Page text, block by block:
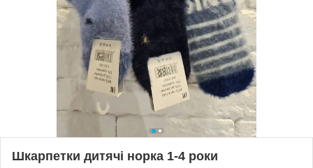
Шкарпетки дитячі норка 1-4 роки